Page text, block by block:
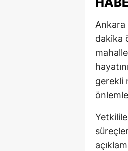
Ankara
dakika
gerekli